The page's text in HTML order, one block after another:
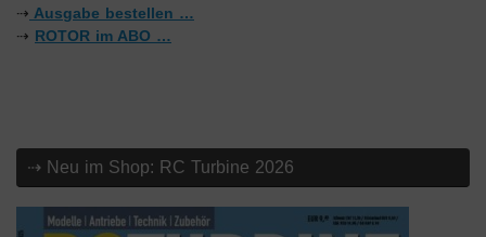
⇢ Ausgabe bestellen …
⇢ ROTOR im ABO …
⇢ Neu im Shop: RC Turbine 2026